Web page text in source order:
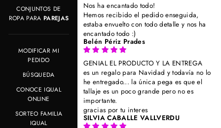
Nos ha encantado todo!
Hemos recibido el pedido enseguida,
estaba envuelto con todo detalle y nos ha
encantado todo :)
Belén Périz Prades
GENIAL EL PRODUCTO Y LA ENTREGA
es un regalo para Navidad y todavía no lo
he entregado... la única pega es que el
tallaje es un poco grande pero no es
importante.
gracias por tu interes
SILVIA CABALLE VALLVERDU
CONJUNTOS DE
ROPA PARA PAREJAS
MODIFICAR MI
PEDIDO
BÚSQUEDA
CONOCE IQUAL
ONLINE
SORTEO FAMILIA
IQUAL